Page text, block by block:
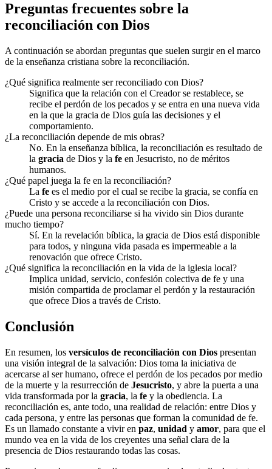
Preguntas frecuentes sobre la
reconciliación con Dios
A continuación se abordan preguntas que suelen surgir en el marco
de la enseñanza cristiana sobre la reconciliación.
¿Qué significa realmente ser reconciliado con Dios?
Significa que la relación con el Creador se restablece, se
recibe el perdón de los pecados y se entra en una nueva vida
en la que la gracia de Dios guía las decisiones y el
comportamiento.
¿La reconciliación depende de mis obras?
No. En la enseñanza bíblica, la reconciliación es resultado de
la gracia de Dios y la fe en Jesucristo, no de méritos
humanos.
¿Qué papel juega la fe en la reconciliación?
La fe es el medio por el cual se recibe la gracia, se confía en
Cristo y se accede a la reconciliación con Dios.
¿Puede una persona reconciliarse si ha vivido sin Dios durante
mucho tiempo?
Sí. En la revelación bíblica, la gracia de Dios está disponible
para todos, y ninguna vida pasada es impermeable a la
renovación que ofrece Cristo.
¿Qué significa la reconciliación en la vida de la iglesia local?
Implica unidad, servicio, confesión colectiva de fe y una
misión compartida de proclamar el perdón y la restauración
que ofrece Dios a través de Cristo.
Conclusión
En resumen, los versículos de reconciliación con Dios presentan
una visión integral de la salvación: Dios toma la iniciativa de
acercarse al ser humano, ofrece el perdón de los pecados por medio
de la muerte y la resurrección de Jesucristo, y abre la puerta a una
vida transformada por la gracia, la fe y la obediencia. La
reconciliación es, ante todo, una realidad de relación: entre Dios y
cada persona, y entre las personas que forman la comunidad de fe.
Es un llamado constante a vivir en paz, unidad y amor, para que el
mundo vea en la vida de los creyentes una señal clara de la
presencia de Dios restaurando todas las cosas.